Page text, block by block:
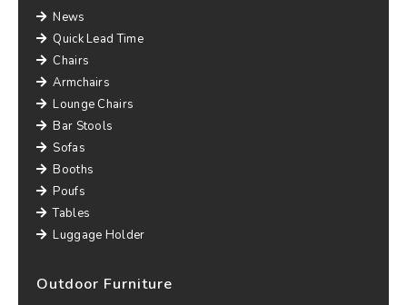
News
Quick Lead Time
Chairs
Armchairs
Lounge Chairs
Bar Stools
Sofas
Booths
Poufs
Tables
Luggage Holder
Outdoor Furniture